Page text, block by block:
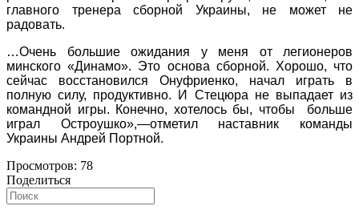
главного тренера сборной Украины, не может не
радовать.
…Очень большие ожидания у меня от легионеров
минского «Динамо». Это основа сборной. Хорошо, что
сейчас восстановился Онуфриенко, начал играть в
полную силу, продуктивно. И Стецюра не выпадает из
командной игры. Конечно, хотелось бы, чтобы больше
играл Остроушко»,—отметил наставник команды
Украины Андрей Портной.
Просмотров: 78
Поделиться